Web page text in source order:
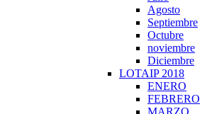
Agosto
Septiembre
Octubre
noviembre
Diciembre
LOTAIP 2018
ENERO
FEBRERO
MARZO